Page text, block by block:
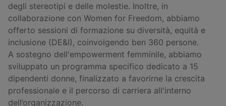
degli stereotipi e delle molestie. Inoltre, in
collaborazione con Women for Freedom, abbiamo
offerto sessioni di formazione su diversità, equità e
inclusione (DE&I), coinvolgendo ben 360 persone.
A sostegno dell'empowerment femminile, abbiamo
sviluppato un programma specifico dedicato a 15
dipendenti donne, finalizzato a favorirne la crescita
professionale e il percorso di carriera all'interno
dell’organizzazione.